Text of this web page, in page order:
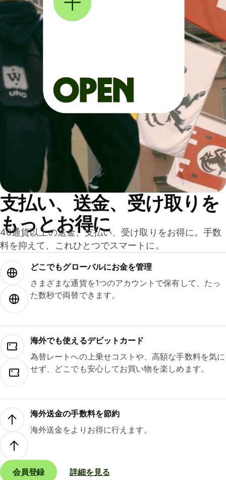
支払い、送金、受け取りを
もっとお得に
40通貨以上の送金、支払い、受け取りをお得に。手数
料を抑えて、これひとつでスマートに。
どこでもグ⁠ロ⁠ー⁠バ⁠ルにお金を管理
さまざまな通貨を1つのアカウントで保有して、たっ
た数秒で両替できます。
海外でも使えるデビットカード
為替レートへの上乗せコストや、高額な手数料を気に
せず、どこでも安心してお買い物を楽しめます。
海外送金の手数料を節約
海外送金をよりお得に行えます。
会員登録 詳細を見る